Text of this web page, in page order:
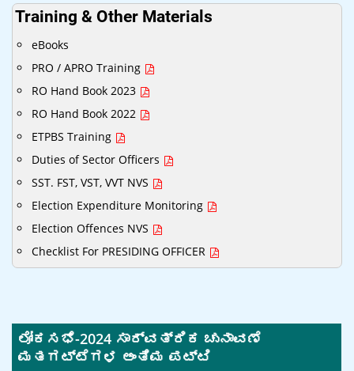
Training & Other Materials
eBooks
PRO / APRO Training
RO Hand Book 2023
RO Hand Book 2022
ETPBS Training
Duties of Sector Officers
SST. FST, VST, VVT NVS
Election Expenditure Monitoring
Election Offences NVS
Checklist For PRESIDING OFFICER
ಲೋಕಸಭೆ-2024 ಸಾರ್ವತ್ರಿಕ ಚುನಾವಣೆ
ಮತಗಟ್ಟೆಗಳ ಅಂತಿಮ ಪಟ್ಟಿ